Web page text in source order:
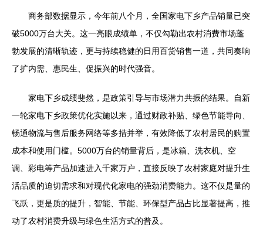
商务部数据显示，今年前八个月，全国家电下乡产品销量已突
破5000万台大关。这一亮眼成绩单，不仅勾勒出农村消费市场蓬
勃发展的清晰轨迹，更与持续稳健的日用百货销售一道，共同奏响
了扩内需、惠民生、促振兴的时代强音。
家电下乡成绩斐然，是政策引导与市场潜力共振的结果。自新
一轮家电下乡政策优化实施以来，通过财政补贴、绿色节能导向、
畅通物流与售后服务网络等多措并举，有效降低了农村居民的购置
成本和使用门槛。5000万台的销量背后，是冰箱、洗衣机、空
调、彩电等产品加速进入千家万户，直接反映了农村家庭对提升生
活品质的迫切需求和对现代化家电的强劲消费能力。这不仅是量的
飞跃，更是质的提升，智能、节能、环保型产品占比显著提高，推
动了农村消费升级与绿色生活方式的普及。